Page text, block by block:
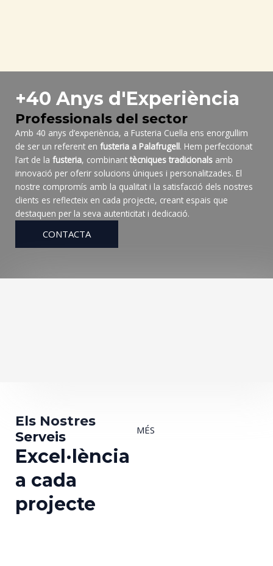
+40 Anys d'Experiència
Professionals del sector​
Amb 40 anys d’experiència, a Fusteria Cuella ens enorgullim
de ser un referent en fusteria a Palafrugell. Hem perfeccionat
l’art de la fusteria, combinant tècniques tradicionals amb
innovació per oferir solucions úniques i personalitzades. El
nostre compromís amb la qualitat i la satisfacció dels nostres
clients es reflecteix en cada projecte, creant espais que
destaquen per la seva autenticitat i dedicació.
CONTACTA
Els Nostres
Serveis
Excel·lència
a cada
projecte
MÉS